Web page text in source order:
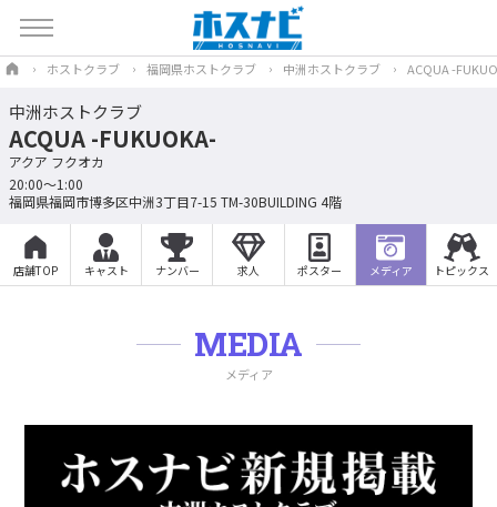
ホストクラブ 福岡県ホストクラブ 中洲ホストクラブ ACQUA -
中洲ホストクラブ
ACQUA -FUKUOKA-
アクア フクオカ
20:00〜1:00
福岡県福岡市博多区中洲3丁目7-15 TM-30BUILDING 4階
店舗TOP キャスト ナンバー 求人 ポスター メディア トピックス
MEDIA
メディア